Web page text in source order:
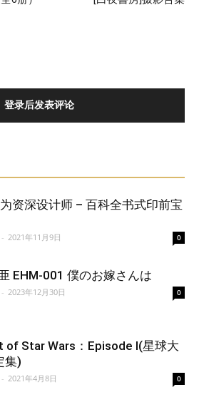
登录后发表评论
资深设计师 – 百科全书式印前宝
- 2021年11月9日 0
EHM-001 僕のお嫁さんは
- 2023年12月30日 0
of Star Wars：Episode I(星球大
集)
- 2021年4月8日 0